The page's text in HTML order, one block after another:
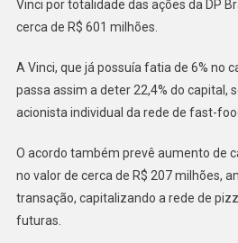
Vinci por totalidade das ações da DP
cerca de R$ 601 milhões.
A Vinci, que já possuía fatia de 6% no
passa assim a deter 22,4% do capital,
acionista individual da rede de fast-
O acordo também prevê aumento de
no valor de cerca de R$ 207 milhões,
transação, capitalizando a rede de
futuras.